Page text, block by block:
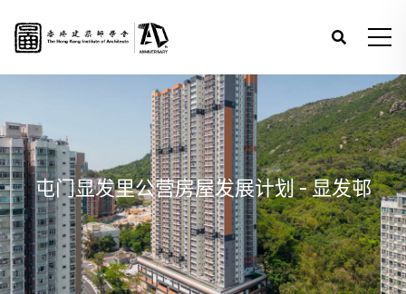
屯门显发里公营房屋发展计划 - 显发邨